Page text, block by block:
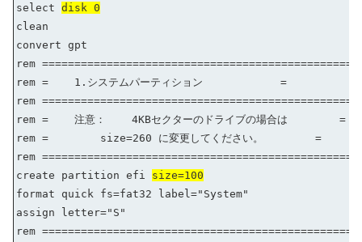
select disk 0
clean
convert gpt
rem
rem = 1.システムパーティション =
rem
rem = 注意： 4KBセクターのドライブの場合は =
rem = size=260 に変更してください。 =
rem
create partition efi size=100
format quick fs=fat32 label="System"
assign letter="S"
rem